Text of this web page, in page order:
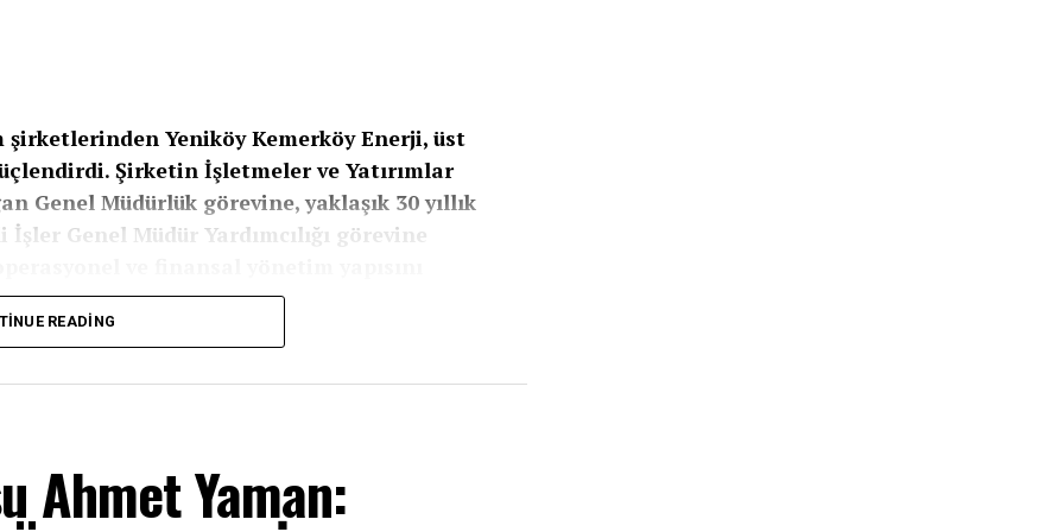
Yeniköy Kemerköy Enerji, üst
Şirketin İşletmeler ve Yatırımlar
Genel Müdürlük görevine, yaklaşık 30 yıllık
Genel Müdür Yardımcılığı görevine
stratejik rol üstlenen Yeniköy Kemerköy
Şirket bünyesinde uzun yıllardır farklı
görevine başlarken, enerji sektöründe
da Mali İşler Genel Müdür Yardımcısı
READING
Ahmet Yaman: